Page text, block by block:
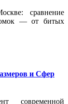
сравнение
— от битых
и Сфер
современной